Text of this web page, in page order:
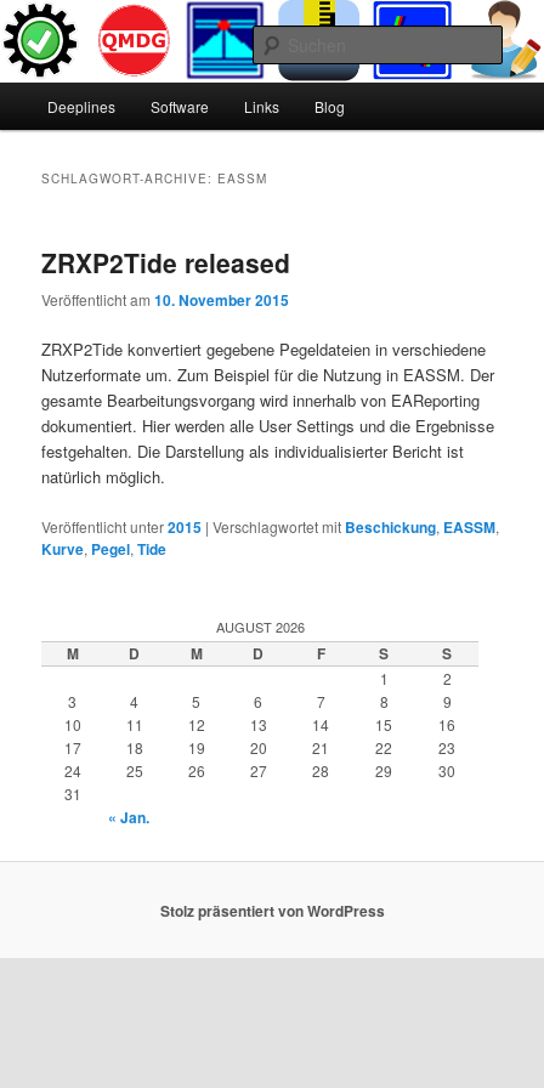
Zum
Inhalt
wechseln
Zum
sekundären
Inhalt
wechselnDeeplines
Deeplines Software Links Blog
SCHLAGWORT-ARCHIVE: EASSM
ZRXP2Tide released
Veröffentlicht am10. November 2015
ZRXP2Tide konvertiert gegebene Pegeldateien in verschiedene
Nutzerformate um. Zum Beispiel für die Nutzung in EASSM. Der
gesamte Bearbeitungsvorgang wird innerhalb von EAReporting
dokumentiert. Hier werden alle User Settings und die Ergebnisse
festgehalten. Die Darstellung als individualisierter Bericht ist
natürlich möglich.
Veröffentlicht unter2015 |Verschlagwortet mit Beschickung, EASSM,
Kurve, Pegel,Tide
AUGUST 2026
M D M D F S S
1
2
3
4 5 6 7 8
9
10
11 12 13 14 15
16
17
18 19 20 21 22
23
24
25 26 27 28 29
30
31
« Jan.
Stolz präsentiert von WordPress